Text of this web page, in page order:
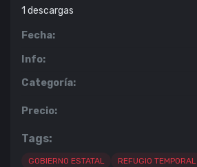
1 descargas
Fecha:
Info:
Categoría:
Precio:
Tags:
GOBIERNO ESTATAL
REFUGIO TEMPORAL